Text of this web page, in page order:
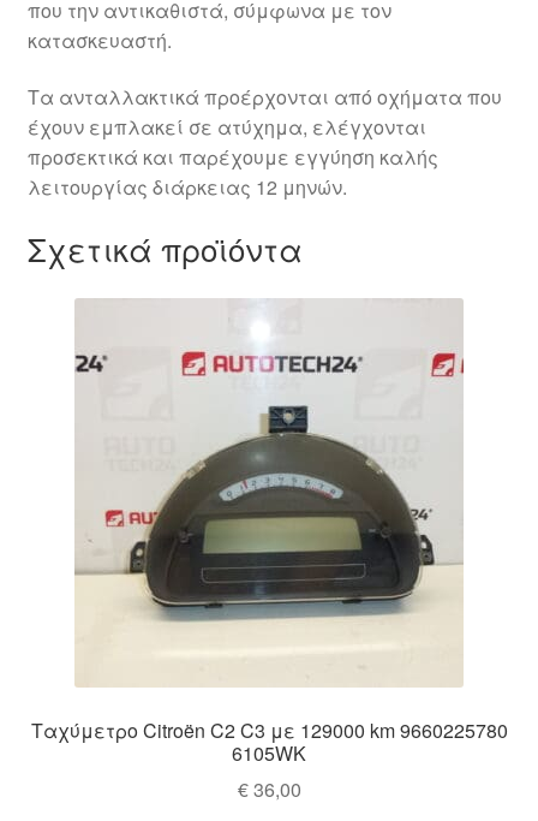
που την αντικαθιστά, σύμφωνα με τον
κατασκευαστή.
Τα ανταλλακτικά προέρχονται από οχήματα που
έχουν εμπλακεί σε ατύχημα, ελέγχονται
προσεκτικά και παρέχουμε εγγύηση καλής
λειτουργίας διάρκειας 12 μηνών.
Σχετικά προϊόντα
Ταχύμετρο Citroën C2 C3 με 129000 km 9660225780
6105WK
€36,00